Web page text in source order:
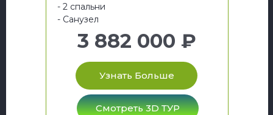
- 2 спальни
- Санузел
3 882 000 ₽
Узнать Больше
Смотреть 3D ТУР